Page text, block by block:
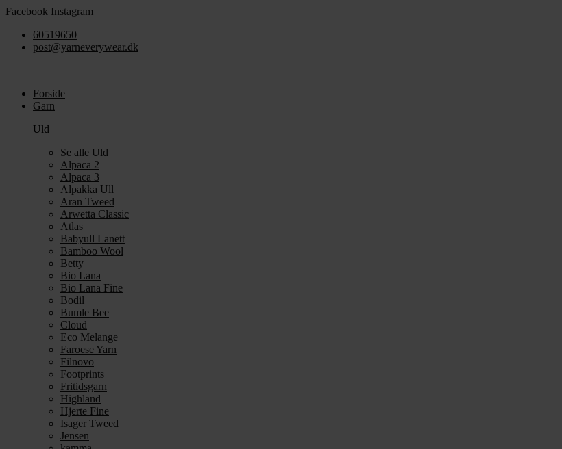
Videre
indhold
Facebook Instagram
60519650
post@yarneverywear.dk
Forside
Garn
Uld
Se alle Uld
Alpaca 2
Alpaca 3
Alpakka Ull
Aran Tweed
Arwetta Classic
Atlas
Babyull Lanett
Bamboo Wool
Betty
Bio Lana
Bio Lana Fine
Bodil
Bumle Bee
Cloud
Eco Melange
Faroese Yarn
Filnovo
Footprints
Fritidsgarn
Highland
Hjerte Fine
Isager Tweed
Jensen